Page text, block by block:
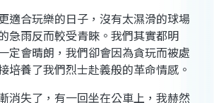
適合玩樂的日子，沒有太濕滑的球場
急雨反而較受青睞。我們其實都明
定會晴朗，我們卻會因為貪玩而被處
培養了我們烈士赴義般的革命情感。
消失了，有一回坐在公車上，我赫然